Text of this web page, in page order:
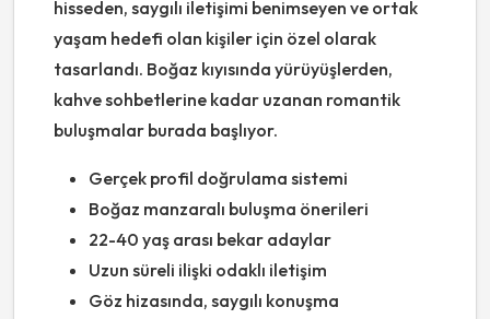
hisseden, saygılı iletişimi benimseyen ve ortak
yaşam hedefi olan kişiler için özel olarak
tasarlandı. Boğaz kıyısında yürüyüşlerden,
kahve sohbetlerine kadar uzanan romantik
buluşmalar burada başlıyor.
Gerçek profil doğrulama sistemi
Boğaz manzaralı buluşma önerileri
22-40 yaş arası bekar adaylar
Uzun süreli ilişki odaklı iletişim
Göz hizasında, saygılı konuşma